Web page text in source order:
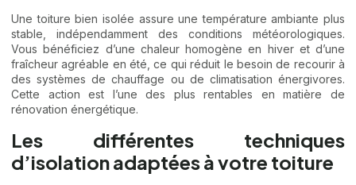
Une toiture bien isolée assure une température ambiante plus
stable, indépendamment des conditions météorologiques.
Vous bénéficiez d’une chaleur homogène en hiver et d’une
fraîcheur agréable en été, ce qui réduit le besoin de recourir à
des systèmes de chauffage ou de climatisation énergivores.
Cette action est l’une des plus rentables en matière de
rénovation énergétique.
Les différentes techniques
d’isolation adaptées à votre toiture